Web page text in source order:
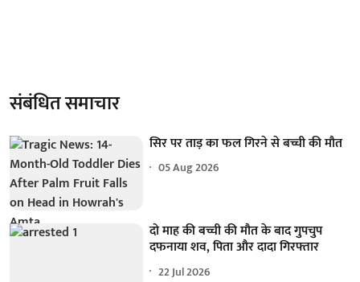
संबंधित समाचार
सिर पर ताड़ का फल गिरने से बच्ची की मौत
05 Aug 2026
दो माह की बच्ची की मौत के बाद गुपचुप
दफनाया शव, पिता और दादा गिरफ्तार
22 Jul 2026